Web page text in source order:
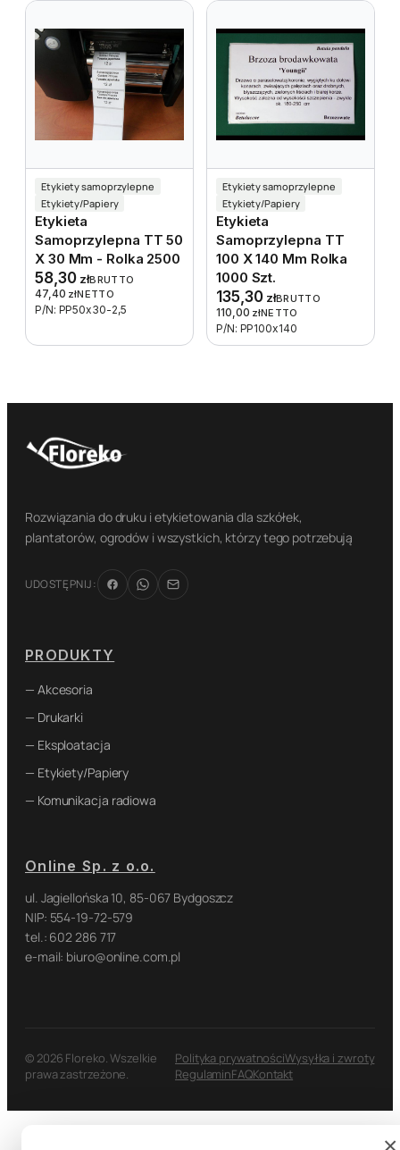
Etykiety samoprzylepne
Etykiety/Papiery
Etykieta
Samoprzylepna TT 50
X 30 Mm - Rolka 2500
58,30 złBRUTTO
47,40 złNETTO
P/N: PP50x30-2,5
Etykiety samoprzylepne
Etykiety/Papiery
Etykieta
Samoprzylepna TT
100 X 140 Mm Rolka
1000 Szt.
135,30 złBRUTTO
110,00 złNETTO
P/N: PP100x140
Rozwiązania do druku i etykietowania dla szkółek,
plantatorów, ogrodów i wszystkich, którzy tego potrzebują
UDOSTĘPNIJ:
PRODUKTY
— Akcesoria
— Drukarki
— Eksploatacja
— Etykiety/Papiery
— Komunikacja radiowa
Online Sp. z o.o.
ul. Jagiellońska 10, 85-067 Bydgoszcz
NIP: 554-19-72-579
tel.: 602 286 717
e-mail: biuro@online.com.pl
© 2026 Floreko. Wszelkie
prawa zastrzeżone.
Polityka prywatnościWysyłka i zwroty
RegulaminFAQKontakt